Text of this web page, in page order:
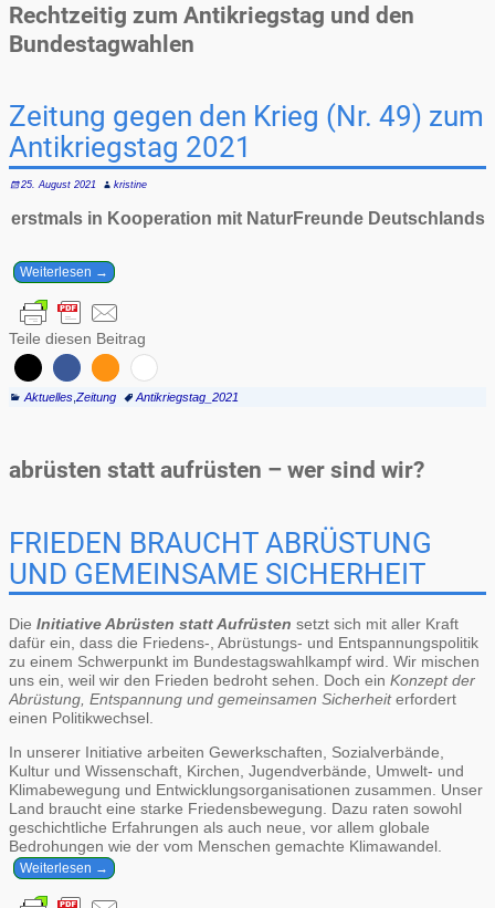
Rechtzeitig zum Antikriegstag und den
Bundestagwahlen
Zeitung gegen den Krieg (Nr. 49) zum
Antikriegstag 2021
25. August 2021 kristine
erstmals in Kooperation mit NaturFreunde Deutschlands
Weiterlesen →
Teile diesen Beitrag
Aktuelles, Zeitung Antikriegstag_2021
abrüsten statt aufrüsten – wer sind wir?
FRIEDEN BRAUCHT ABRÜSTUNG
UND GEMEINSAME SICHERHEIT
Die Initiative Abrüsten statt Aufrüsten setzt sich mit aller Kraft
dafür ein, dass die Friedens-, Abrüstungs- und Entspannungspolitik
zu einem Schwerpunkt im Bundestagswahlkampf wird. Wir mischen
uns ein, weil wir den Frieden bedroht sehen. Doch ein Konzept der
Abrüstung, Entspannung und gemeinsamen Sicherheiterfordert
einen Politikwechsel.
In unserer Initiative arbeiten Gewerkschaften, Sozialverbände,
Kultur und Wissenschaft, Kirchen, Jugendverbände, Umwelt- und
Klimabewegung und Entwicklungsorganisationen zusammen. Unser
Land braucht eine starke Friedensbewegung. Dazu raten sowohl
geschichtliche Erfahrungen als auch neue, vor allem globale
Bedrohungen wie der vom Menschen gemachte Klimawandel.
Weiterlesen →